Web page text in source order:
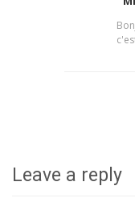
Leave a reply